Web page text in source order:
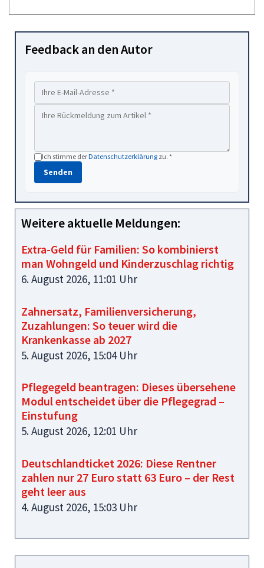
Feedback an den Autor
Ich stimme derDatenschutzerklärung zu. *
Senden
Weitere aktuelle Meldungen:
Extra-Geld für Familien: So kombinierst
man Wohngeld und Kinderzuschlag richtig
6. August 2026, 11:01 Uhr
Zahnersatz, Familienversicherung,
Zuzahlungen: So teuer wird die
Krankenkasse ab 2027
5. August 2026, 15:04 Uhr
Pflegegeld beantragen: Dieses übersehene
Modul entscheidet über die Pflegegrad –
Einstufung
5. August 2026, 12:01 Uhr
Deutschlandticket 2026: Diese Rentner
zahlen nur 27 Euro statt 63 Euro – der Rest
geht leer aus
4. August 2026, 15:03 Uhr